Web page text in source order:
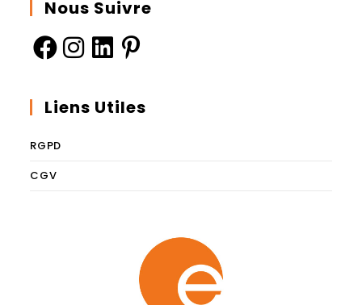
Nous Suivre
Liens Utiles
RGPD
CGV